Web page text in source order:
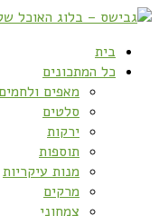
בית
כל המתכונים
מאפים ולחמים
סלטים
ירקות
תוספות
מנות עיקריות
מרקים
צמחוני